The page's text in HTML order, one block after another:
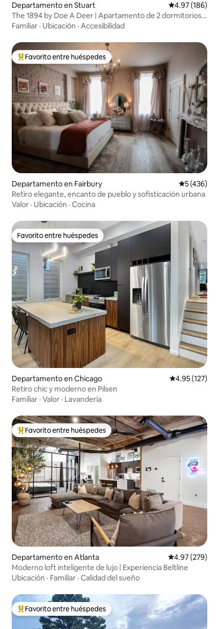
Departamento en Stuart Calificación
4.97 (186)
The 1894 by Doe A Deer | Apartamento de 2 dormitorios y
1 baño
Familiar · Ubicación · Accesibilidad
De los mejores en Favorito entre huéspedes
Favorito entre huéspedes
Departamento en Fairbury
5 (436)
Retiro elegante, encanto de pueblo y sofisticación urbana
Valor · Ubicación · Cocina
Favorito entre huéspedes
Favorito entre huéspedes
Departamento en Chicago Calificación
4.95 (127)
Retiro chic y moderno en Pilsen
Familiar · Valor · Lavandería
De los mejores en Favorito entre huéspedes
Favorito entre huéspedes
Departamento en Atlanta Calificación
4.97 (279)
Moderno loft inteligente de lujo | Experiencia Beltline
Ubicación · Familiar · Calidad del sueño
De los mejores en Favorito entre huéspedes
Favorito entre huéspedes